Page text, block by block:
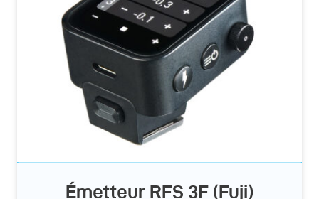
Émetteur RFS 3F (Fuji)